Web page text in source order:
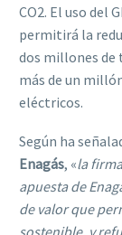
CO2. El uso del
permitirá la
dos millones de
más de un
eléctricos.
Según ha
Enagás, «la
apuesta de
de valor que
sostenible, y